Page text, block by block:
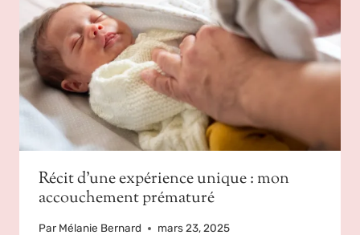
Récit d’une expérience unique : mon
accouchement prématuré
Par Mélanie Bernard mars 23, 2025